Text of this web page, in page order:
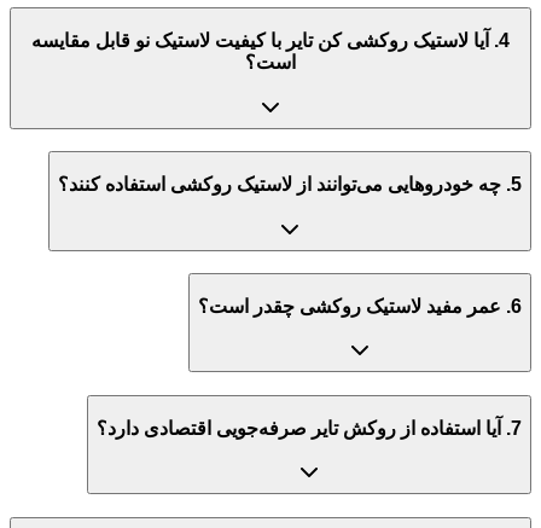
4. آیا لاستیک روکشی کن تایر با کیفیت لاستیک نو قابل مقایسه
است؟
5. چه خودروهایی می‌توانند از لاستیک روکشی استفاده کنند؟
6. عمر مفید لاستیک روکشی چقدر است؟
7. آیا استفاده از روکش تایر صرفه‌جویی اقتصادی دارد؟